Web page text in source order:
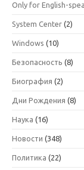
Only for English-
System Center (2)
Windows (10)
Безопасность (8)
Биография (2)
Дни Рождения (8)
Наука (16)
Новости (348)
Политика (22)